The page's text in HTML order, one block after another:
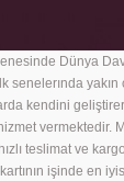
Dünya
senelerında
kendini
vermektedir.
teslimat ve
işinde en